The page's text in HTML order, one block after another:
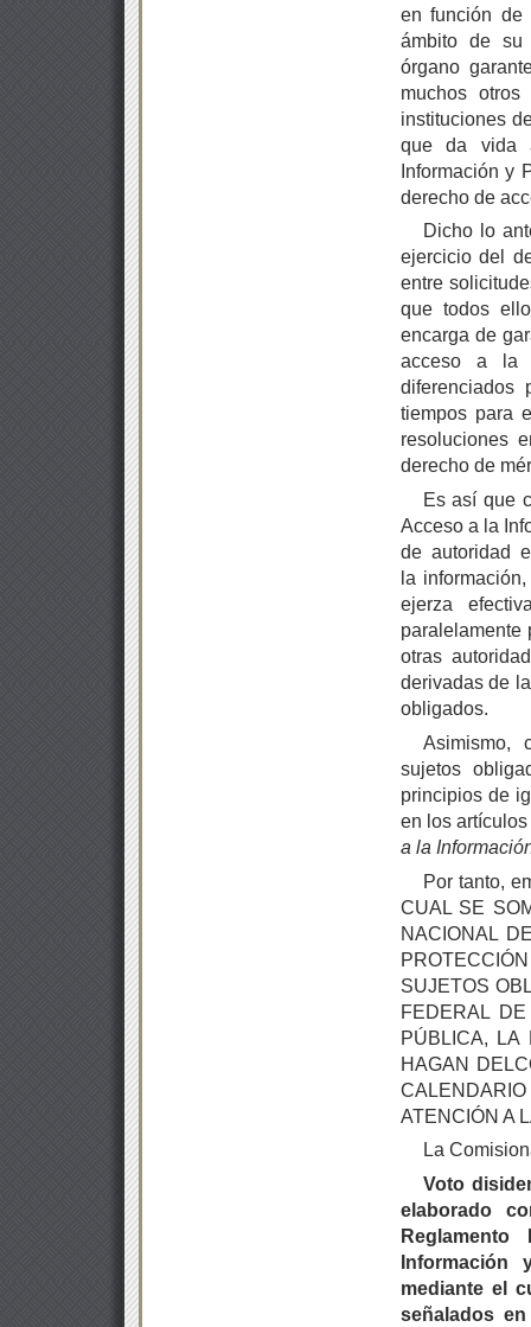
en función de
ámbito de su
órgano
muchos
instituciones
que da vida
Información y
derecho de
Dicho lo
ejercicio del
entre
que todos
encarga de
acceso a la
diferenciados
tiempos para
resoluciones
derecho de
Es así que
Acceso a la
de autoridad
la
ejerza
paralelamente
otras
derivadas de
obligados.
Asimismo,
sujetos
principios de
en los
a la
Por tanto,
CUAL SE
NACIONAL
SUJETOS
FEDERAL
PÚBLICA, LA
HAGAN
ATENCIÓN A
La
Voto
elaborado
Información
mediante el
señalados